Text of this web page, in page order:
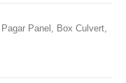
Panel, Box Culvert,